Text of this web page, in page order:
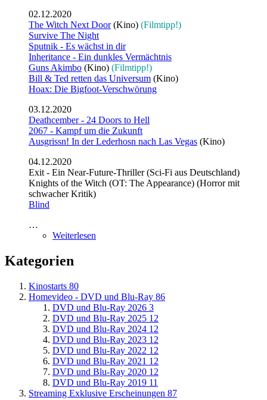
02.12.2020
The Witch Next Door(Kino) (Filmtipp!)
Survive The Night
Sputnik - Es wächst in dir
Inheritance - Ein dunkles Vermächtnis
Guns Akimbo (Kino) (Filmtipp!)
Bill & Ted retten das Universum (Kino)
Hoax: Die Bigfoot-Verschwörung
03.12.2020
Deathcember - 24 Doors to Hell
2067 - Kampf um die Zukunft
Ausgrissn! In der Lederhosn nach Las Vegas (Kino)
04.12.2020
Exit - Ein Near-Future-Thriller (Sci-Fi aus Deutschland)
Knights of the Witch (OT: The Appearance) (Horror mit
schwacher Kritik)
Blind
…
Weiterlesen
Kategorien
Kinostarts 80
Homevideo - DVD und Blu-Ray 86
DVD und Blu-Ray 2026 3
DVD und Blu-Ray 2025 12
DVD und Blu-Ray 2024 12
DVD und Blu-Ray 2023 12
DVD und Blu-Ray 2022 12
DVD und Blu-Ray 2021 12
DVD und Blu-Ray 2020 12
DVD und Blu-Ray 2019 11
Streaming Exklusive Erscheinungen 87